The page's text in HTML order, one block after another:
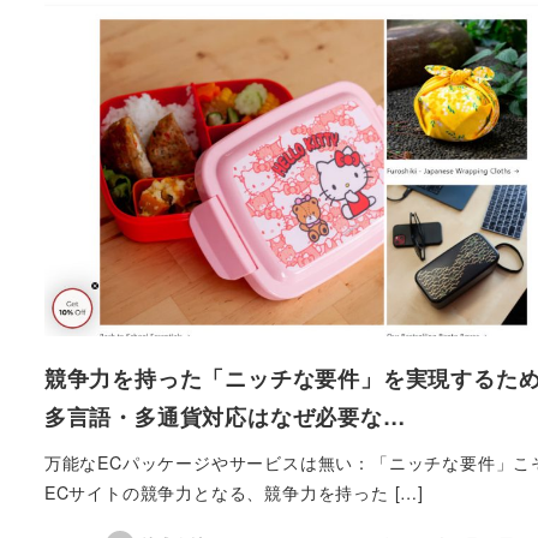
競争力を持った「ニッチな要件」を実現するた
多言語・多通貨対応はなぜ必要な…
万能なECパッケージやサービスは無い：「ニッチな要件」こ
ECサイトの競争力となる、競争力を持った […]